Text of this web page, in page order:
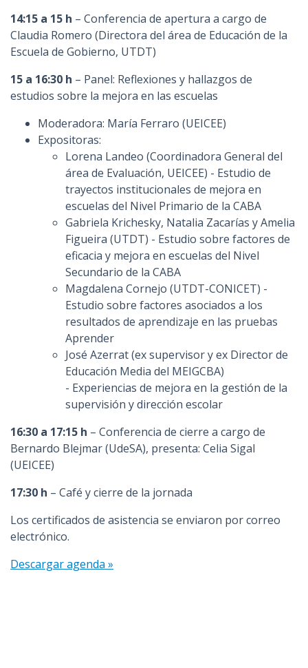
14:15 a 15 h – Conferencia de apertura a cargo de
Claudia Romero (Directora del área de Educación de la
Escuela de Gobierno, UTDT)
15 a 16:30 h – Panel: Reflexiones y hallazgos de
estudios sobre la mejora en las escuelas
Moderadora: María Ferraro (UEICEE)
Expositoras:
Lorena Landeo (Coordinadora General del
área de Evaluación, UEICEE) - Estudio de
trayectos institucionales de mejora en
escuelas del Nivel Primario de la CABA
Gabriela Krichesky, Natalia Zacarías y Amelia
Figueira (UTDT) - Estudio sobre factores de
eficacia y mejora en escuelas del Nivel
Secundario de la CABA
Magdalena Cornejo (UTDT-CONICET) -
Estudio sobre factores asociados a los
resultados de aprendizaje en las pruebas
Aprender
José Azerrat (ex supervisor y ex Director de
Educación Media del MEIGCBA)
- Experiencias de mejora en la gestión de la
supervisión y dirección escolar
16:30 a 17:15 h – Conferencia de cierre a cargo de
Bernardo Blejmar (UdeSA), presenta: Celia Sigal
(UEICEE)
17:30 h – Café y cierre de la jornada
Los certificados de asistencia se enviaron por correo
electrónico.
Descargar agenda »